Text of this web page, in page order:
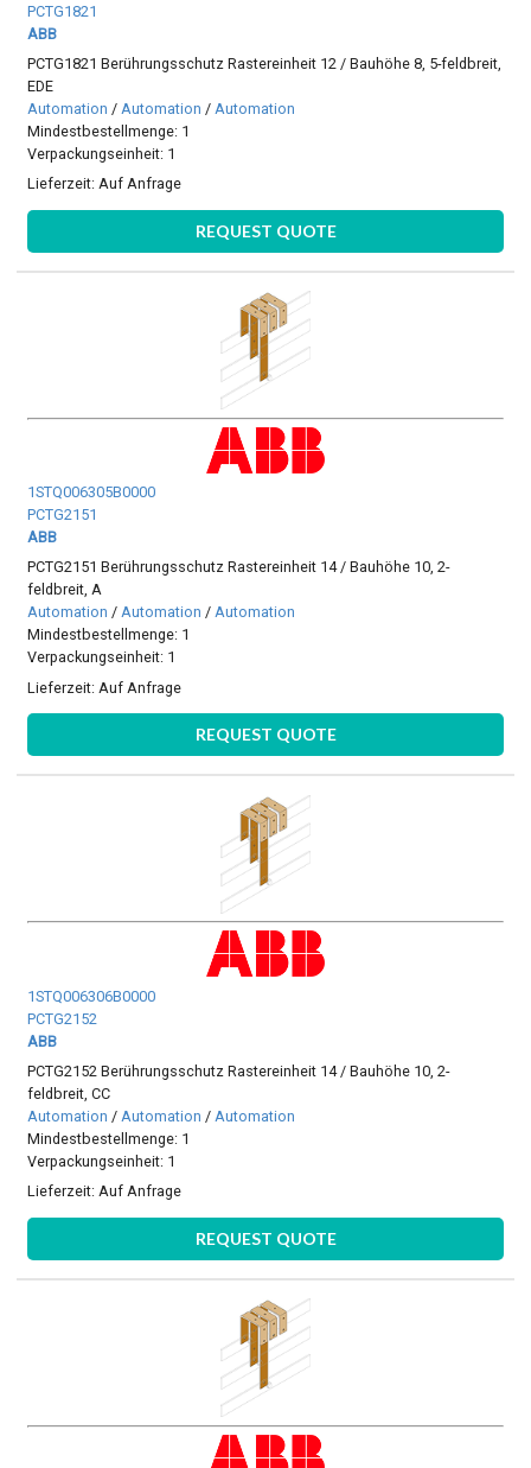
PCTG1821
ABB
PCTG1821 Berührungsschutz Rastereinheit 12 / Bauhöhe 8, 5-feldbreit,
EDE
Automation /Automation /Automation
Mindestbestellmenge: 1
Verpackungseinheit: 1
Lieferzeit:Auf Anfrage
REQUEST QUOTE
1STQ006305B0000
PCTG2151
ABB
PCTG2151 Berührungsschutz Rastereinheit 14 / Bauhöhe 10, 2-
feldbreit, A
Automation /Automation /Automation
Mindestbestellmenge: 1
Verpackungseinheit: 1
Lieferzeit: Auf Anfrage
REQUEST QUOTE
1STQ006306B0000
PCTG2152
ABB
PCTG2152 Berührungsschutz Rastereinheit 14 / Bauhöhe 10, 2-
feldbreit, CC
Automation / Automation / Automation
Mindestbestellmenge: 1
Verpackungseinheit: 1
Lieferzeit:Auf Anfrage
REQUEST QUOTE